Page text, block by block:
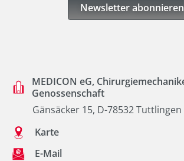
Newsletter abonnieren
MEDICON eG,
Genossenschaft
Gänsäcker 15, D-78532 Tuttlingen
Karte
E-Mail